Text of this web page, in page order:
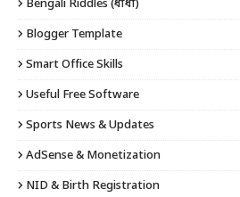
Bengali Riddles (ধাঁধা)
Blogger Template
Smart Office Skills
Useful Free Software
Sports News & Updates
AdSense & Monetization
NID & Birth Registration